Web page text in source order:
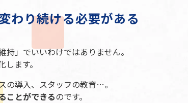
わり続ける必要がある
」でいいわけではありません。
ます。
の導入、スタッフの教育…。
ことができるのです。